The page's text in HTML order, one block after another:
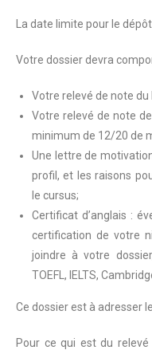
La date limite pour le
Votre dossier devra
Votre relevé de note du
Votre relevé de note
minimum de 12/20 de
Une lettre de
profil, et les raisons
le cursus;
Certificat d’anglais :
certification de votre
joindre à votre
TOEFL, IELTS,
Ce dossier est à adresser
Pour ce qui est du